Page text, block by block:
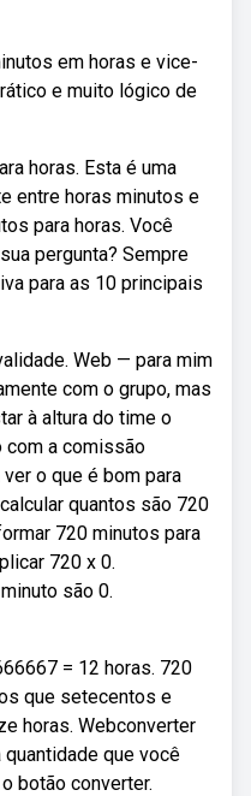
em horas e vice-
e muito lógico de
horas. Esta é uma
entre horas minutos e
para horas. Você
pergunta? Sempre
para as 10 principais
Web — para mim
com o grupo, mas
à altura do time o
com a comissão
o que é bom para
quantos são 720
720 minutos para
720 x 0.
são 0.
= 12 horas. 720
que setecentos e
horas. Webconverter
que você
botão converter.